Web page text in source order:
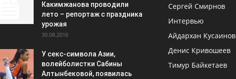
Какимжанова проводили
лето – репортаж с праздника
урожая
30.08.2016
У секс-символа Азии,
волейболистки Сабины
Алтынбековой, появилась
Сергей Смирнов
Интервью
Айдархан Кусаинов
Денис Кривошеев
Тимур Байкетаев